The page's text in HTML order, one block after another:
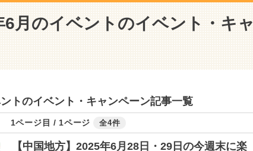
6月のイベントのイベント・キャ
トのイベント・キャンペーン記事一覧
1ページ目 / 1ページ 全4件
【中国地方】2025年6月28日・29日の今週末に楽